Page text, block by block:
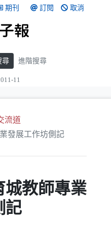
期刊 訂閱 取消
尋 進階搜尋
11
流道
發展工作坊側記
城教師專業
記